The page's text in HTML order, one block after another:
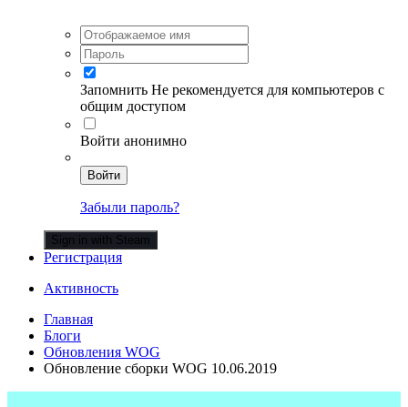
Запомнить Не рекомендуется для компьютеров с
общим доступом
Войти анонимно
Войти
Забыли пароль?
Sign in with Steam
Регистрация
Активность
Главная
Блоги
Обновления WOG
Обновление сборки WOG 10.06.2019